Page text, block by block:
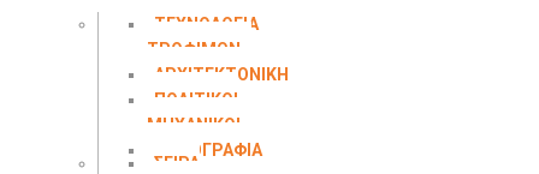
ΤΕΧΝΟΛΟΓΙΑ
ΤΡΟΦΙΜΩΝ
ΑΡΧΙΤΕΚΤΟΝΙΚΗ
ΠΟΛΙΤΙΚΟΙ
ΜΗΧΑΝΙΚΟΙ
ΤΟΠΟΓΡΑΦΙΑ
ΣΕΙΡΑ